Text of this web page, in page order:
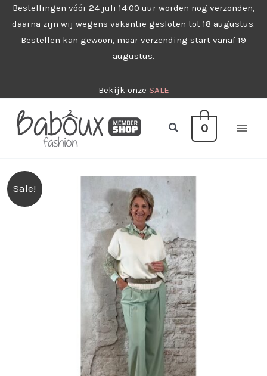
naar
Bestellingen vóór 24 juli 14:00 uur worden nog verzonden,
daarna zijn wij wegens vakantie gesloten tot 18 augustus.
Bestellen kan gewoon, maar verzending start vanaf 19
augustus.
Bekijk onze SALE
Zoeken0
Sale!